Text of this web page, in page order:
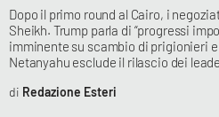
Dopo il primo round al Cairo, i
Sheikh. Trump parla di “progressi
imminente su scambio di prigionieri
Netanyahu esclude il rilascio dei
Redazione Esteri